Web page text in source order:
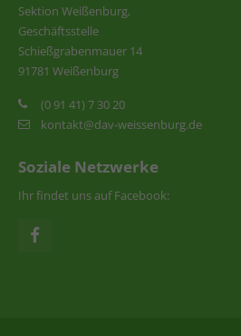
Sektion Weißenburg,
Geschäftsstelle
Schießgrabenmauer 14
91781 Weißenburg
(0 91 41) 7 30 20
kontakt@dav-weissenburg.de
Soziale Netzwerke
Ihr findet uns auf Facebook: